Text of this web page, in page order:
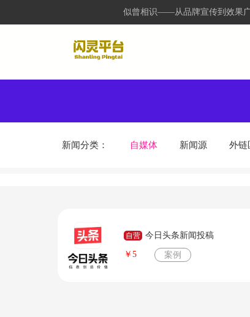
似曾相识——从品牌宣传到效果广
新闻分类： 自媒体 新闻源 外链
自营 今日头条新闻投稿
￥5 案例